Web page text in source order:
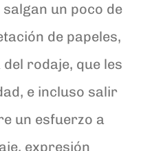
un poco de
de papeles,
rodaje, que les
e incluso salir
un esfuerzo a
expresión